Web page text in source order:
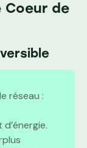
Coeur de
réseau :